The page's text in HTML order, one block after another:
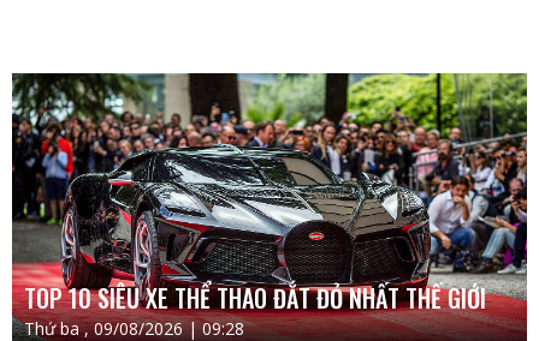
TOP 10 SIÊU XE THỂ THAO ĐẮT ĐỎ NHẤT THẾ GIỚI
Thứ ba , 09/08/2026 | 09:28